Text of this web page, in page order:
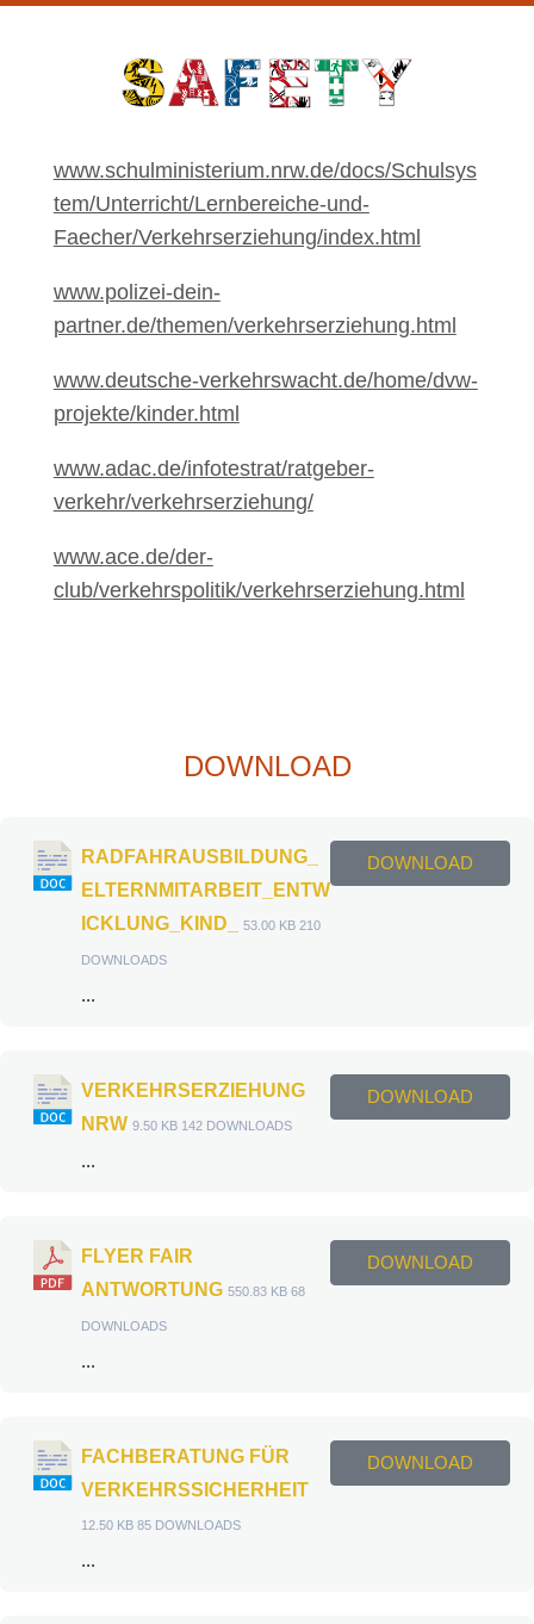
www.schulministerium.nrw.de/docs/Schulsys
tem/Unterricht/Lernbereiche-und-
Faecher/Verkehrserziehung/index.html
www.polizei-dein-
partner.de/themen/verkehrserziehung.html
www.deutsche-verkehrswacht.de/home/dvw-
projekte/kinder.html
www.adac.de/infotestrat/ratgeber-
verkehr/verkehrserziehung/
www.ace.de/der-
club/verkehrspolitik/verkehrserziehung.html
DOWNLOAD
RADFAHRAUSBILDUNG_
ELTERNMITARBEIT_ENTW
ICKLUNG_KIND_
53.00 KB 210
DOWNLOADS
...
DOWNLOAD
VERKEHRSERZIEHUNG
NRW 9.50 KB 142 DOWNLOADS
...
DOWNLOAD
FLYER FAIR
ANTWORTUNG 550.83 KB 68
DOWNLOADS
...
DOWNLOAD
FACHBERATUNG FÜR
VERKEHRSSICHERHEIT
12.50 KB 85 DOWNLOADS
...
DOWNLOAD